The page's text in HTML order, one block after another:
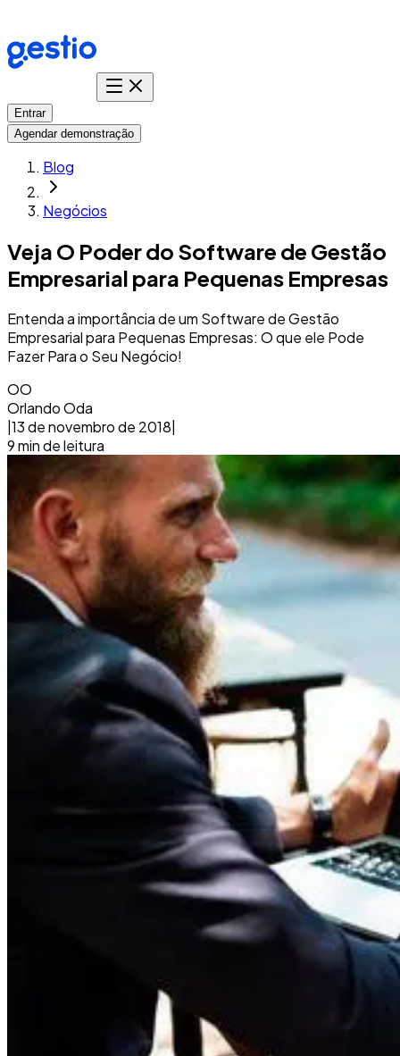
Entrar
Agendar demonstração
Blog
Negócios
Veja O Poder do Software de Gestão
Empresarial para Pequenas Empresas
Entenda a importância de um Software de Gestão
Empresarial para Pequenas Empresas: O que ele Pode
Fazer Para o Seu Negócio!
OO
Orlando Oda
|13 de novembro de 2018|
9min de leitura